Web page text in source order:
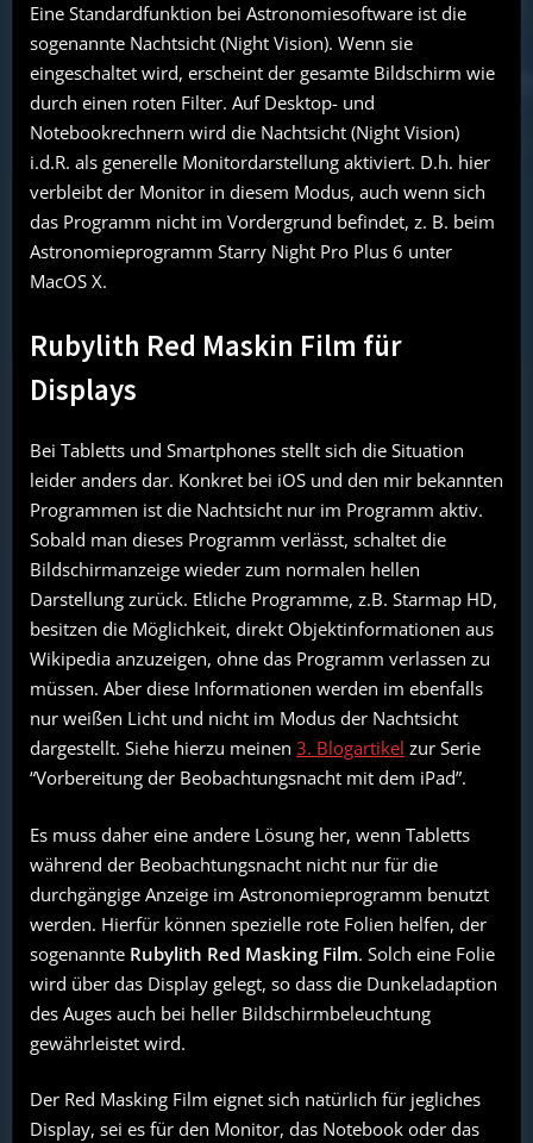
Eine Standardfunktion bei Astronomiesoftware ist die
sogenannte Nachtsicht (Night Vision). Wenn sie
eingeschaltet wird, erscheint der gesamte Bildschirm wie
durch einen roten Filter. Auf Desktop- und
Notebookrechnern wird die Nachtsicht (Night Vision)
i.d.R. als generelle Monitordarstellung aktiviert. D.h. hier
verbleibt der Monitor in diesem Modus, auch wenn sich
das Programm nicht im Vordergrund befindet, z. B. beim
Astronomieprogramm Starry Night Pro Plus 6 unter
MacOS X.
Rubylith Red Maskin Film für
Displays
Bei Tabletts und Smartphones stellt sich die Situation
leider anders dar. Konkret bei iOS und den mir bekannten
Programmen ist die Nachtsicht nur im Programm aktiv.
Sobald man dieses Programm verlässt, schaltet die
Bildschirmanzeige wieder zum normalen hellen
Darstellung zurück. Etliche Programme, z.B. Starmap HD,
besitzen die Möglichkeit, direkt Objektinformationen aus
Wikipedia anzuzeigen, ohne das Programm verlassen zu
müssen. Aber diese Informationen werden im ebenfalls
nur weißen Licht und nicht im Modus der Nachtsicht
dargestellt. Siehe hierzu meinen 3. Blogartikel zur Serie
“Vorbereitung der Beobachtungsnacht mit dem iPad”.
Es muss daher eine andere Lösung her, wenn Tabletts
während der Beobachtungsnacht nicht nur für die
durchgängige Anzeige im Astronomieprogramm benutzt
werden. Hierfür können spezielle rote Folien helfen, der
sogenannte Rubylith Red Masking Film. Solch eine Folie
wird über das Display gelegt, so dass die Dunkeladaption
des Auges auch bei heller Bildschirmbeleuchtung
gewährleistet wird.
Der Red Masking Film eignet sich natürlich für jegliches
Display, sei es für den Monitor, das Notebook oder das